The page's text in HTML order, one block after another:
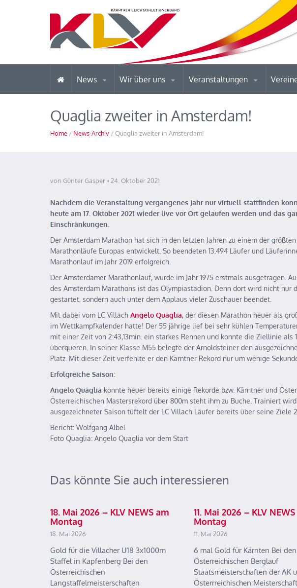
News Wir über uns Veranstaltungen
Quaglia zweiter in Amsterdam!
Home / News-Archiv / Quaglia zweiter in Amsterdam!
von Günter Gasper 24. Oktober 2021
Nachdem die Veranstaltung vergangenes Jahr nur virtuell stattfinden
heute am 17. Oktober 2021 wieder live vor Ort gelaufen werden und das
Einschränkungen.
Der Amsterdam Marathon hat sich in den letzten Jahren zu einem der größten
Marathonläufe Europas entwickelt. So beendeten 13.494 Läufer und
Marathonlauf im Jahr 2019 erfolgreich.
Der Amsterdamer Marathonlauf, wurde im Jahr 1975 erstmals ausgetragen.
des Amsterdam Marathons ist das Olympiastadion. Denn dort wird nicht nur
gestartet, sondern auch unter dem Applaus vieler Zuschauer beendet.
Mit dabei vom LC Villach Angelo Quaglia, der diesen Marathon heuer als
im Wettkampfkalender hatte! Der 55 jährige lief bei sehr kühlen
mit einer Zeit von 2:43,13min. ein starkes Rennen und konnte die Ziellinie als
überqueren. In seiner Klasse M55 belegte der Arnoldsteiner den
Platz. Mit dieser Zeit verfehlte er den Kärntner Rekord nur um wenige
Erfolgreiche Saison:
Angelo Quaglia konnte heuer bereits einige Rekorde bzw. Kärntner und
Österreichischen Mastersrekord über 800m steht ihm zu Buche. Trainiert
ausgezeichneter Saison tüftelt der LC Villach Läufer bereits über seine Ziele
Bericht: Wolfgang Albel
Foto Quaglia: Angelo Quaglia vor dem Start
Das könnte Sie auch interessieren
18. Mai 2026 – KLV NEWS am
Montag
18. Mai 2026
Gold für die Villacher U18 3x1000m
Staffel in Kapfenberg Bei den
Österreichischen
Langstaffelmeisterschaften
11. Mai 2026 – KLV
Montag
11. Mai 2026
6 mal Gold für Kärnten Bei den
Österreichischen Berglauf
Staatsmeisterschaften der AK
Österrreichischen